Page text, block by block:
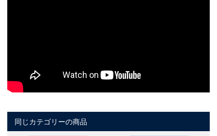
同じカテゴリーの商品